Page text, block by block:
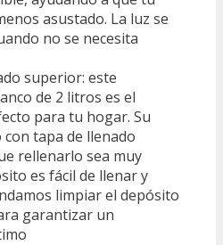
asustado. La luz se
no se necesita
superior: este
de 2 litros es el
para tu hogar. Su
tapa de llenado
rellenarlo sea muy
es fácil de llenar y
limpiar el depósito
garantizar un